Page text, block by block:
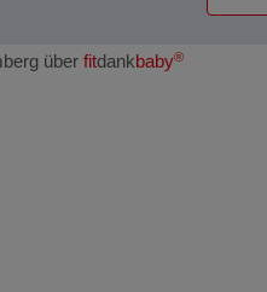
über fitdankbaby®